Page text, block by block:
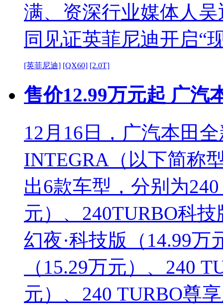
满、资深行业媒体人
同见证英菲尼迪开启“
[英菲尼迪] [QX60] [2.0T]
售价12.99万元起 广汽
12月16日，广汽本田
INTEGRA（以下简称
出6款车型，分别为
元）、240TURBO科
幻夜·科技版（14.99万
（15.29万元）、240
元）、240 TURBO尊